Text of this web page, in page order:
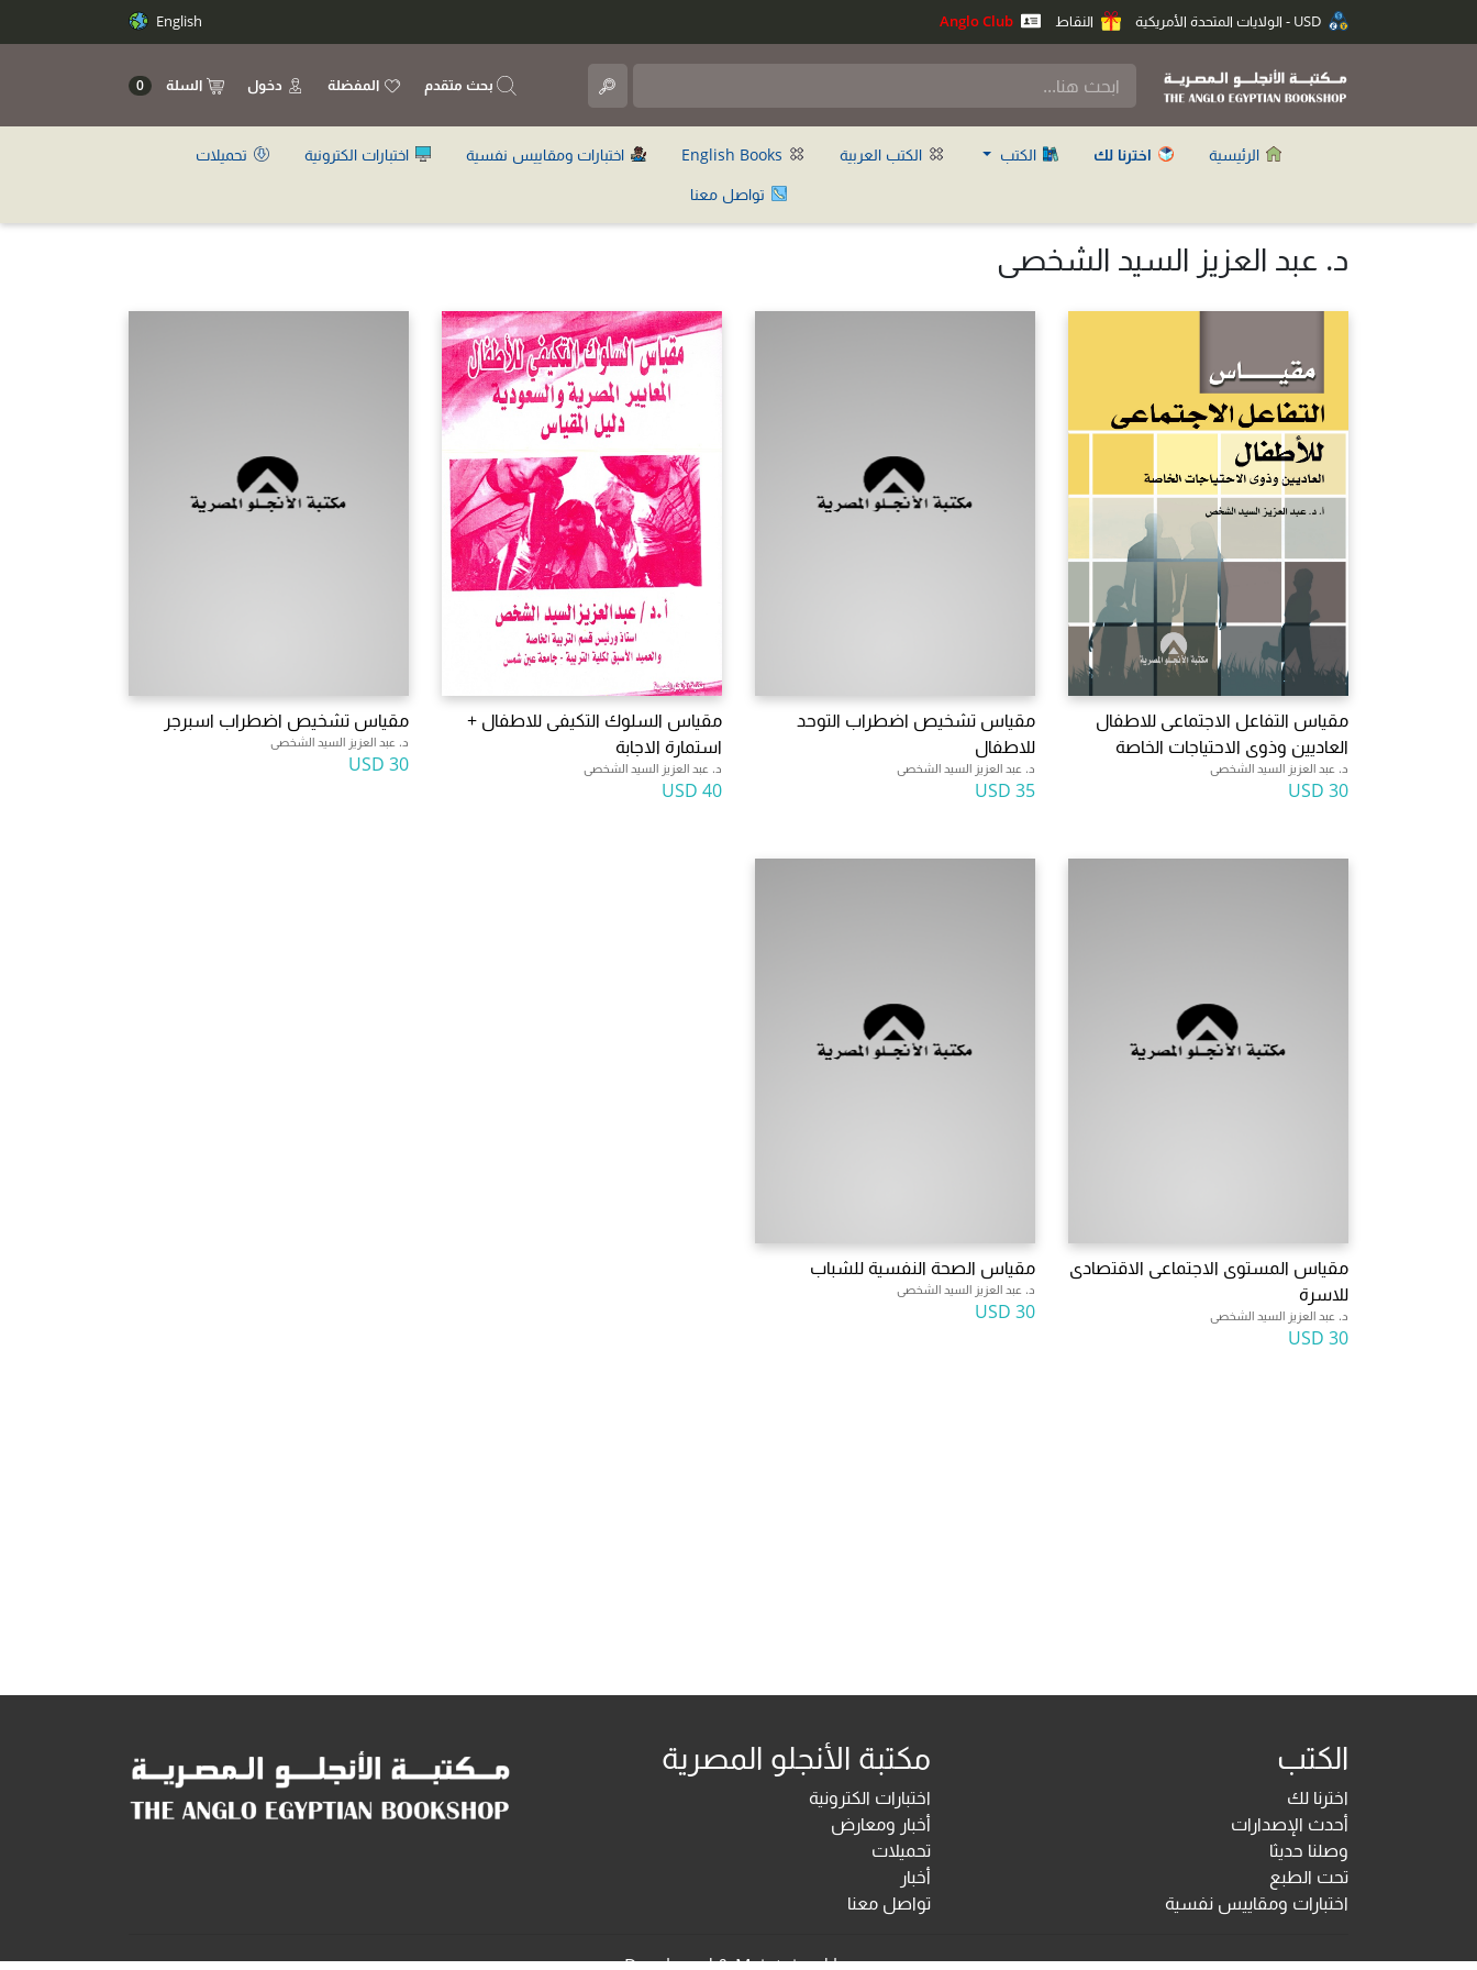
النقاط English
بحث متقدم المفضلة دخول السلة 0
الرئيسية اخترنا لك الكتب الكتب العربية اختبارات ومقاييس نفسية اختبارات الكترونية
تحميلات
تواصل معنا
د. عبد العزيز السيد الشخصى
مقياس التفاعل الاجتماعى للاطفال
العاديين وذوى الاحتياجات الخاصة
د. عبد العزيز السيد الشخصى
30 USD
مقياس تشخيص اضطراب التوحد
للاطفال
د. عبد العزيز السيد الشخصى
35 USD
مقياس السلوك التكيفى للاطفال +
استمارة الاجابة
د. عبد العزيز السيد الشخصى
40 USD
مقياس تشخيص اضطراب اسبرجر
د. عبد العزيز السيد الشخصى
30 USD
مقياس المستوى الاجتماعى الاقتصادى
للاسرة
د. عبد العزيز السيد الشخصى
30 USD
مقياس الصحة النفسية للشباب
د. عبد العزيز السيد الشخصى
30 USD
الكتب
اخترنا لك
أحدث الإصدارات
وصلنا حديثا
تحت الطبع
اختبارات ومقاييس نفسية
مكتبة الأنجلو المصرية
اختبارات الكترونية
أخبار ومعارض
تحميلات
أخبار
تواصل معنا